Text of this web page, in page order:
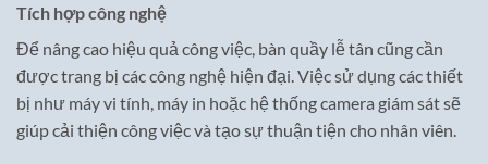
Tích hợp công nghệ
Để nâng cao hiệu quả công việc, bàn quầy lễ tân cũng cần
được trang bị các công nghệ hiện đại. Việc sử dụng các thiết
bị như máy vi tính, máy in hoặc hệ thống camera giám sát sẽ
giúp cải thiện công việc và tạo sự thuận tiện cho nhân viên.